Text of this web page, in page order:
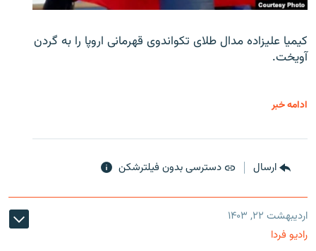
کیمیا علیزاده مدال طلای تکواندوی قهرمانی اروپا را به گردن
آویخت.
ادامه خبر
ارسال دسترسی بدون فیلترشکن
اردیبهشت ۲۲, ۱۴۰۳
رادیو فردا